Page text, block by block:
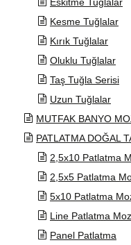
Kesme Tuğlalar
Kırık Tuğlalar
Oluklu Tuğlalar
Taş Tuğla Serisi
Uzun Tuğlalar
MUTFAK BANYO
PATLATMA DOĞAL
2,5x10 Patlatma
2,5x5 Patlatma
5x10 Patlatma
Line Patlatma
Panel Patlatma